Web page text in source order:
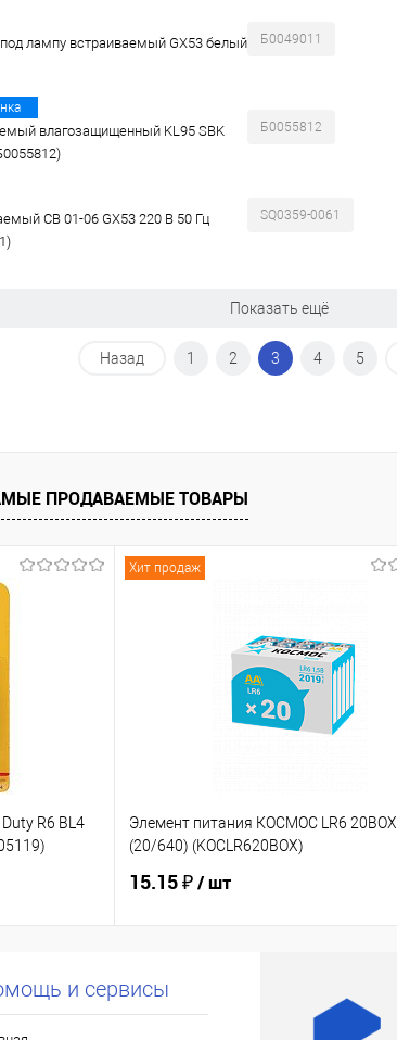
лампу встраиваемый GX53 белый
Б0049011
влагозащищенный KL95 SBK
Б0055812
СВ 01-06 GX53 220 В 50 Гц
SQ0359-0061
Показать ещё
Назад 1 2 3 4 5
ПРОДАВАЕМЫЕ ТОВАРЫ
R6 BL4
Хит продаж
Элемент питания КОСМОС LR6
(20/640) (KOCLR620BOX)
15.15 ₽/ шт
и сервисы